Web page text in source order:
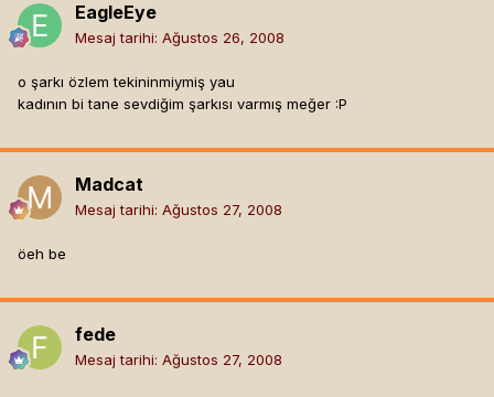
EagleEye
Mesaj tarihi: Ağustos 26, 2008
o şarkı özlem tekininmiymiş yau
kadının bi tane sevdiğim şarkısı varmış meğer :P
Madcat
Mesaj tarihi: Ağustos 27, 2008
öeh be
fede
Mesaj tarihi: Ağustos 27, 2008